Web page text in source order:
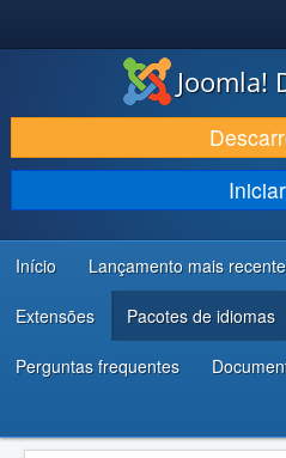
DESCARREGAR E EVOLUIR
DESCOBRIR E APRENDER
COMUNIDADE E SUPORTE
RECURSOS PARA PROGRAMADORES
Joomla!
Iniciar
Início Lançamento mais recente
Extensões Pacotes de idiomas
Perguntas frequentes